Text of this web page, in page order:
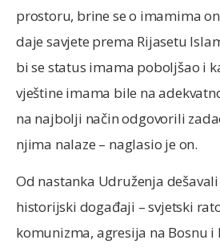
prostoru, brine se o imamima
daje savjete prema Rijasetu
bi se status imama poboljšao i
vještine imama bile na
na najbolji način odgovorili
njima nalaze – naglasio je on.
Od nastanka Udruženja
historijski događaji – svjetski
komunizma, agresija na Bosnu i